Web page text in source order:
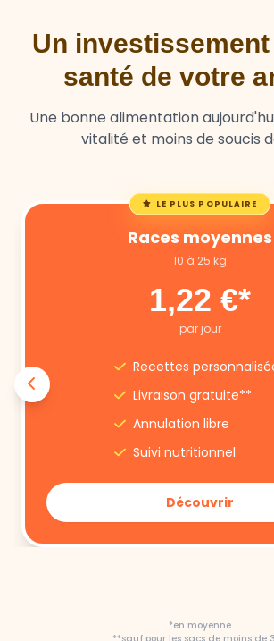
Un
santé de votre
Une bonne alimentation
vitalité et moins de soucis
LE PLUS POPULAIRE
Races moyennes
10 à 25 kg
1,22 €*
par jour
Recettes
Livraison gratuite**
Annulation libre
Suivi nutritionnel
Découvrir
*en moyenne